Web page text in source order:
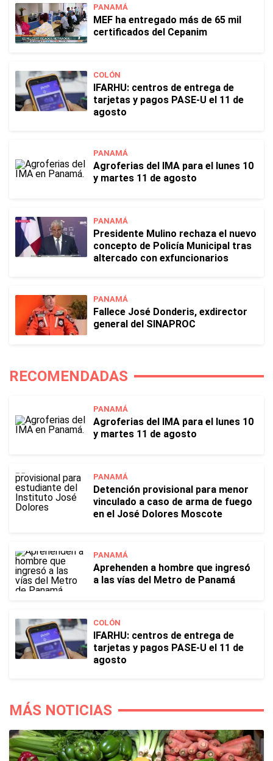
PANAMÁ
MEF ha entregado más de 65 mil
certificados del Cepanim
COLÓN
IFARHU: centros de entrega de
tarjetas y pagos PASE-U el 11 de
agosto
PANAMÁ
Agroferias del IMA para el lunes 10
y martes 11 de agosto
PANAMÁ
Presidente Mulino rechaza el nuevo
concepto de Policía Municipal tras
altercado con exfuncionarios
PANAMÁ
Fallece José Donderis, exdirector
general del SINAPROC
RECOMENDADAS
PANAMÁ
Agroferias del IMA para el lunes 10
y martes 11 de agosto
PANAMÁ
Detención provisional para menor
vinculado a caso de arma de fuego
en el José Dolores Moscote
PANAMÁ
Aprehenden a hombre que ingresó
a las vías del Metro de Panamá
COLÓN
IFARHU: centros de entrega de
tarjetas y pagos PASE-U el 11 de
agosto
MÁS NOTICIAS